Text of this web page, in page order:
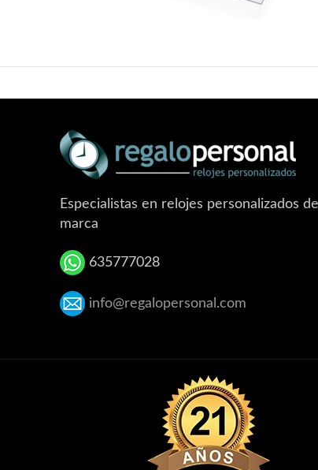
Especialistas en relojes personalizados de
marca
635777028
info@regalopersonal.com